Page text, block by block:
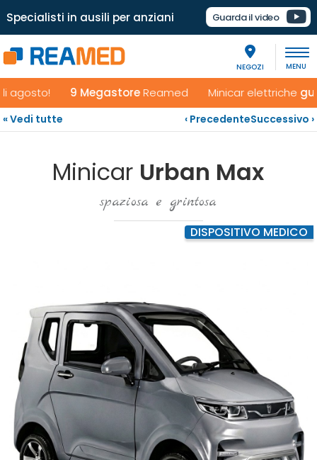
Specialisti in ausili per anziani Guarda il video
NEGOZI
9 MegastoreReamed Minicar elettricheguidabili
« Vedi tutte ‹ PrecedenteSuccessivo ›
Minicar Urban Max
spaziosa e grintosa
DISPOSITIVO MEDICO